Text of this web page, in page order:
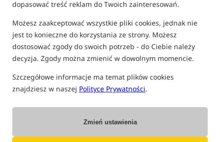
dopasować treść reklam do Twoich zainteresowań.
Możesz zaakceptować wszystkie pliki cookies, jednak nie
jest to konieczne do korzystania ze strony. Możesz
dostosować zgody do swoich potrzeb - do Ciebie należy
decyzja. Zgody można zmienić w dowolnym momencie.
Szczegółowe informacje ma temat plików cookies
znajdziesz w naszej Polityce Prywatności.
Zmień ustawienia
PRODUKTY CENTURY
Brak produktów.
WYPRZEDAŻE»PROMOCJE
Zapisz się do newslettera i bądź na bieżącoz najlepszymi okazjami!